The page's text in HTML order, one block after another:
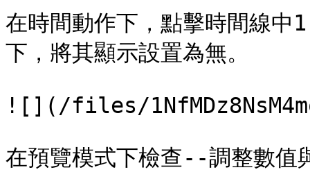
在時間動作下，點擊時間線
下，將其顯示設置為無。
![](/files/
在預覽模式下檢查--調整數值